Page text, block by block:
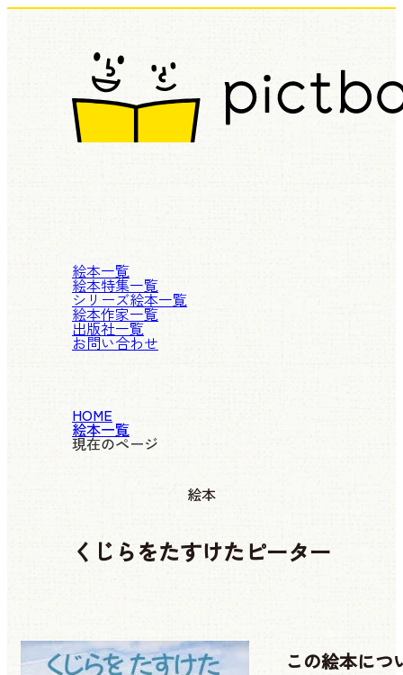
絵本一覧
絵本特集一覧
シリーズ絵本一覧
絵本作家一覧
出版社一覧
お問い合わせ
HOME
絵本一覧
現在のページ
絵本
くじらをたすけたピーター
この絵本につ